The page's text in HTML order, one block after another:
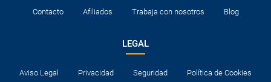
Contacto Afiliados Trabaja con nosotros Blog
LEGAL
Aviso Legal Privacidad Seguridad Política de Cookies